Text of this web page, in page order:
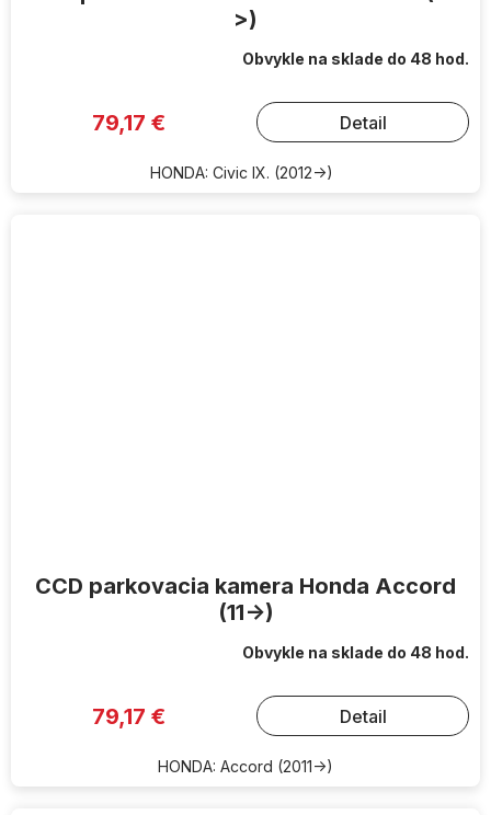
>)
Obvykle na sklade do 48 hod.
79,17 € Detail
HONDA: Civic IX. (2012->)
CCD parkovacia kamera Honda Accord
(11->)
Obvykle na sklade do 48 hod.
79,17 € Detail
HONDA: Accord (2011->)